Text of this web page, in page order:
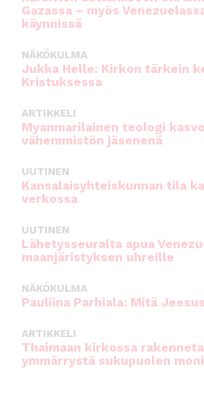
Gazassa – myös
käynnissä
NÄKÖKULMA
Jukka Helle: Kirkon tärkein
Kristuksessa
ARTIKKELI
Myanmarilainen teologi
vähemmistön jäsenenä
UUTINEN
Kansalaisyhteiskunnan tila
verkossa
UUTINEN
Lähetysseuralta apua
maanjäristyksen uhreille
NÄKÖKULMA
Pauliina Parhiala: Mitä
ARTIKKELI
Thaimaan kirkossa
ymmärrystä sukupuolen